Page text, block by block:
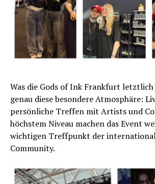
Was die Gods of Ink Frankfurt
genau diese besondere Atmosphäre:
persönliche Treffen mit Artists und
höchstem Niveau machen das Event
wichtigen Treffpunkt der
Community.